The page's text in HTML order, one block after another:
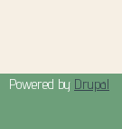
Powered by Drupal